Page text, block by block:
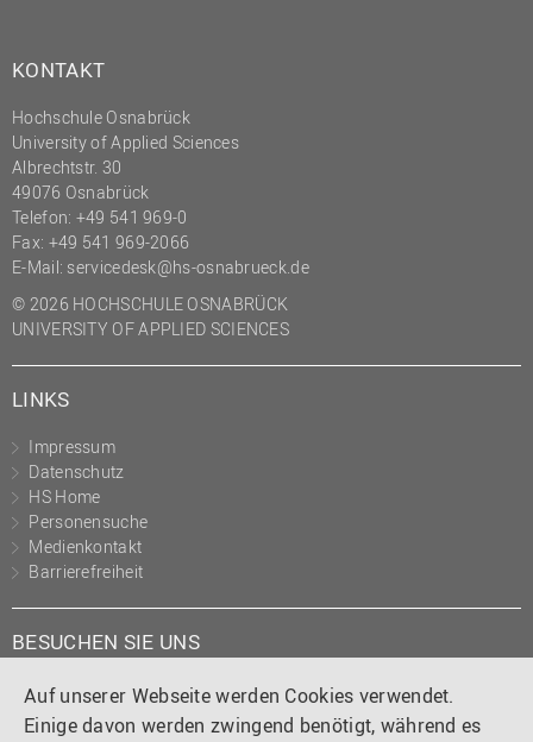
Auf unserer Webseite werden Cookies verwendet.
Einige davon werden zwingend benötigt, während es
KONTAKT
Hochschule Osnabrück
University of Applied Sciences
Albrechtstr. 30
49076 Osnabrück
Telefon: +49 541 969-0
Fax: +49 541 969-2066
E-Mail: servicedesk@hs-osnabrueck.de
© 2026 HOCHSCHULE OSNABRÜCK
UNIVERSITY OF APPLIED SCIENCES
LINKS
Impressum
Datenschutz
HS Home
Personensuche
Medienkontakt
Barrierefreiheit
BESUCHEN SIE UNS
Instagram
TiktokLinkedIn
YouTube
Facebook